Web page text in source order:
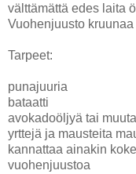
välttämättä edes laita
Vuohenjuusto
Tarpeet:
punajuuria
bataatti
avokadoöljyä tai
yrttejä ja mausteita
kannattaa ainakin
vuohenjuustoa